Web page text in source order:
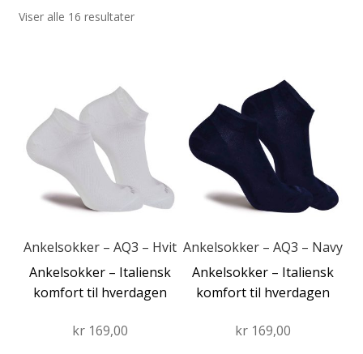
Produkter
Viser alle 16 resultater
Ankelsokker – AQ3 – Hvit
Ankelsokker – Italiensk
komfort til hverdagen
kr169,00
produktet
varianter.
Alternativene
kan
velges
produktsiden Ankelsokker – AQ3 – Navy
Ankelsokker – Italiensk
komfort til hverdagen
kr 169,00
produktet
varianter.
Alternativene
velges
produktsiden